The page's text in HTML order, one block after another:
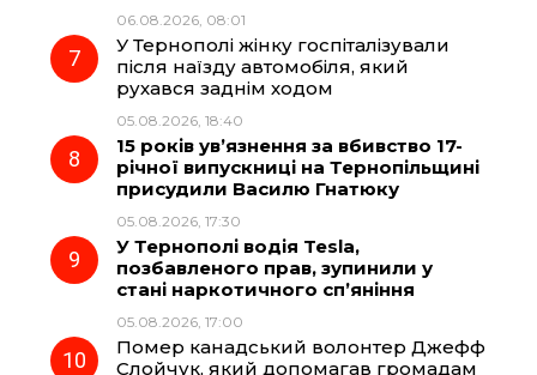
06.08.2026, 08:01
У Тернополі жінку госпіталізували
після наїзду автомобіля, який
рухався заднім ходом
05.08.2026, 18:40
15 років ув’язнення за вбивство 17-
річної випускниці на Тернопільщині
присудили Василю Гнатюку
05.08.2026, 17:30
У Тернополі водія Tesla,
позбавленого прав, зупинили у
стані наркотичного сп’яніння
05.08.2026, 17:00
Помер канадський волонтер Джефф
Слойчук, який допомагав громадам